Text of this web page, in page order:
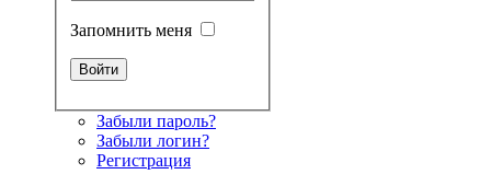
Запомнить меня
Забыли пароль?
Забыли логин?
Регистрация